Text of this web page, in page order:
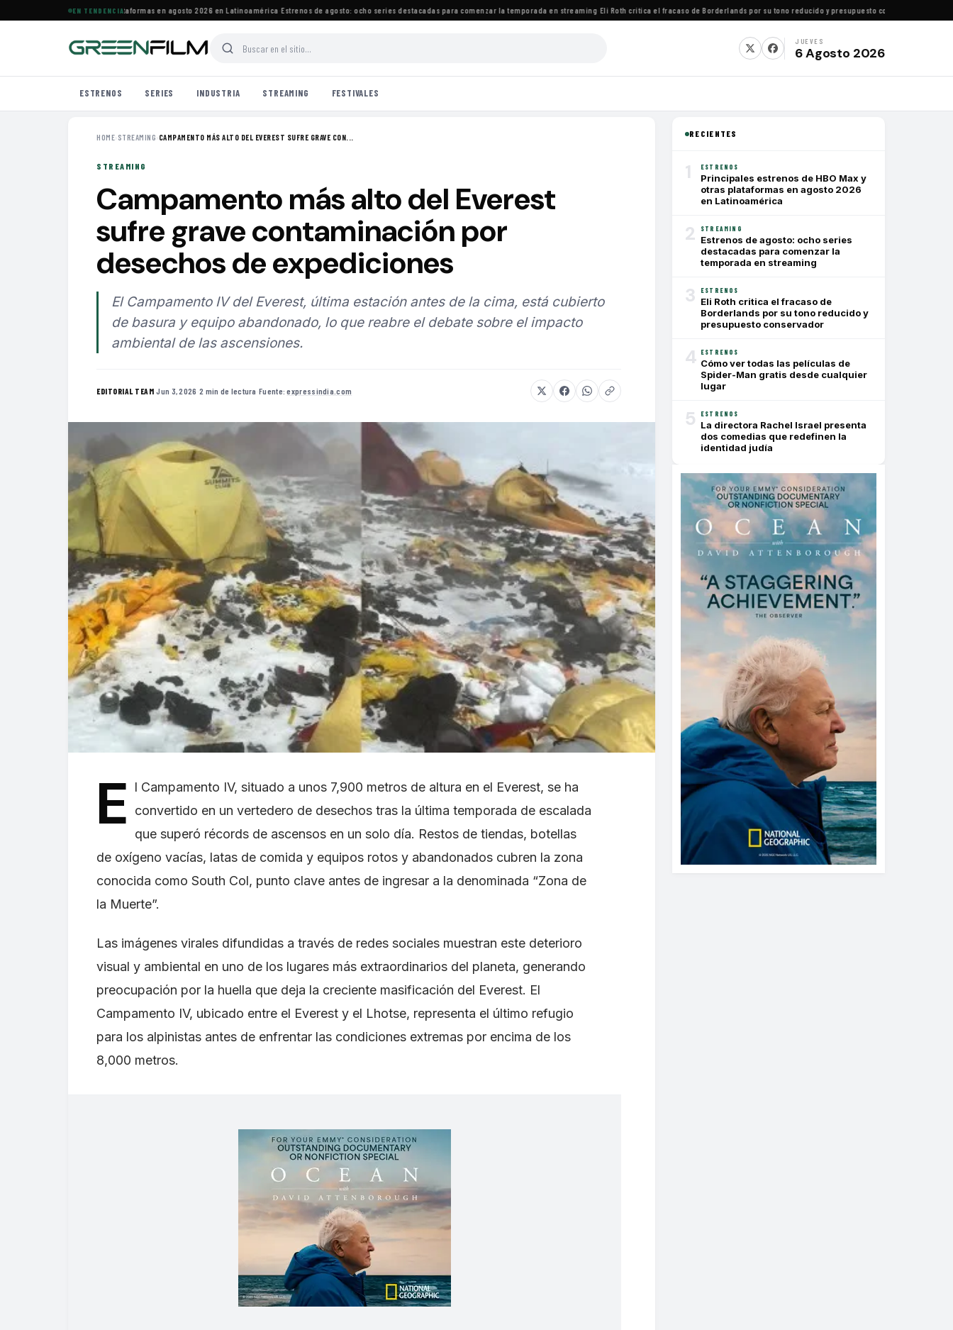
EN TENDENCIA
de HBO Max y otras plataformas en agosto 2026 en Latinoamérica·Estrenos de agosto: ocho series destacadas para comenzar la temporada en streaming·Eli Roth critica el fracaso de Borderlands por su tono reducido y presupuesto conservador
JUEVES
6 Agosto 2026
ESTRENOS SERIES INDUSTRIA STREAMING FESTIVALES
HOME› STREAMING› CAMPAMENTO MÁS ALTO DEL EVEREST SUFRE GRAVE CON...
STREAMING
Campamento más alto del Everest
sufre grave contaminación por
desechos de expediciones
El Campamento IV del Everest, última estación antes de la cima, está cubierto
de basura y equipo abandonado, lo que reabre el debate sobre el impacto
ambiental de las ascensiones.
EDITORIAL TEAM·Jun 3, 2026 ·2 min de lectura ·Fuente:expressindia.com
E
l Campamento IV, situado a unos 7,900 metros de altura en el Everest, se ha
convertido en un vertedero de desechos tras la última temporada de escalada
que superó récords de ascensos en un solo día. Restos de tiendas, botellas
de oxígeno vacías, latas de comida y equipos rotos y abandonados cubren la zona
conocida como South Col, punto clave antes de ingresar a la denominada “Zona de
la Muerte”.
Las imágenes virales difundidas a través de redes sociales muestran este deterioro
visual y ambiental en uno de los lugares más extraordinarios del planeta, generando
preocupación por la huella que deja la creciente masificación del Everest. El
Campamento IV, ubicado entre el Everest y el Lhotse, representa el último refugio
para los alpinistas antes de enfrentar las condiciones extremas por encima de los
8,000 metros.
RECIENTES
1 ESTRENOS
Principales estrenos de HBO Max y
otras plataformas en agosto 2026
en Latinoamérica
2 STREAMING
Estrenos de agosto: ocho series
destacadas para comenzar la
temporada en streaming
3 ESTRENOS
Eli Roth critica el fracaso de
Borderlands por su tono reducido y
presupuesto conservador
4 ESTRENOS
Cómo ver todas las películas de
Spider-Man gratis desde cualquier
lugar
5 ESTRENOS
La directora Rachel Israel presenta
dos comedias que redefinen la
identidad judía